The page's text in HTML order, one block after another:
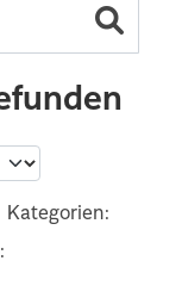
Kategorien: